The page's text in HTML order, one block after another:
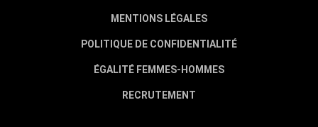
MENTIONS LÉGALES
POLITIQUE DE CONFIDENTIALITÉ
ÉGALITÉ FEMMES-HOMMES
RECRUTEMENT